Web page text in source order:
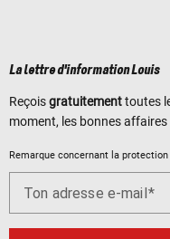
La lettre d'information Louis
Reçoisgratuitementtoutes
moment, les bonnes
Remarque concernant la protection
Ton adresse e-mail